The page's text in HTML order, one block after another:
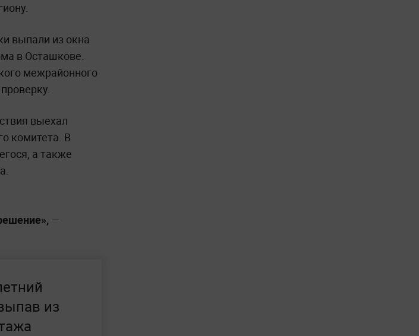
выпали из окна
в Осташкове.
межрайонного
выехал
комитета. В
а также
—
из